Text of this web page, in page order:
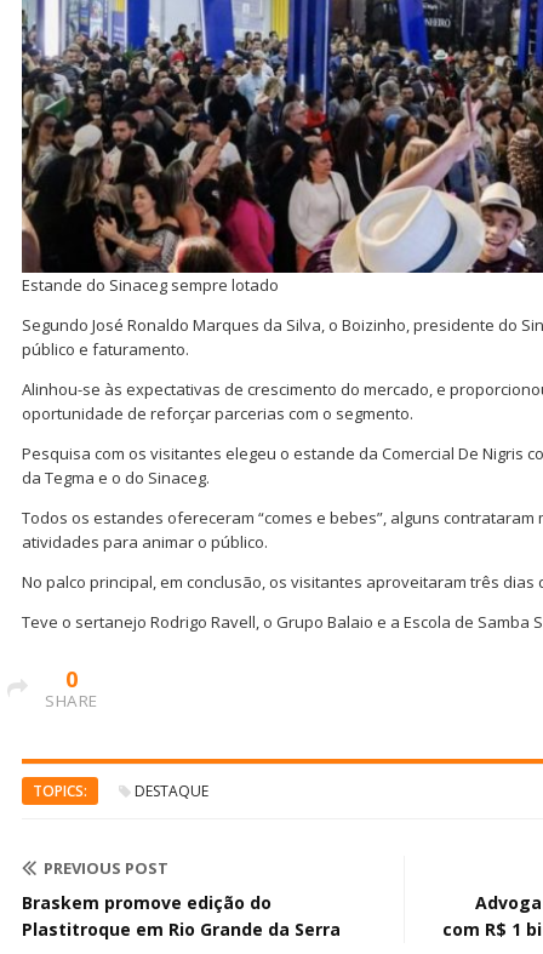
Estande do Sinaceg sempre lotado
Segundo José Ronaldo Marques da Silva, o Boizinho, presidente do
público e faturamento.
Alinhou-se às expectativas de crescimento do mercado, e
oportunidade de reforçar parcerias com o segmento.
Pesquisa com os visitantes elegeu o estande da Comercial De Nigris
da Tegma e o do Sinaceg.
Todos os estandes ofereceram “comes e bebes”, alguns contrataram
atividades para animar o público.
No palco principal, em conclusão, os visitantes aproveitaram três dias
Teve o sertanejo Rodrigo Ravell, o Grupo Balaio e a Escola de Samba
0
SHARE
TOPICS: DESTAQUE
PREVIOUS POST
Braskem promove edição do
Plastitroque em Rio Grande da Serra
com R$ 1